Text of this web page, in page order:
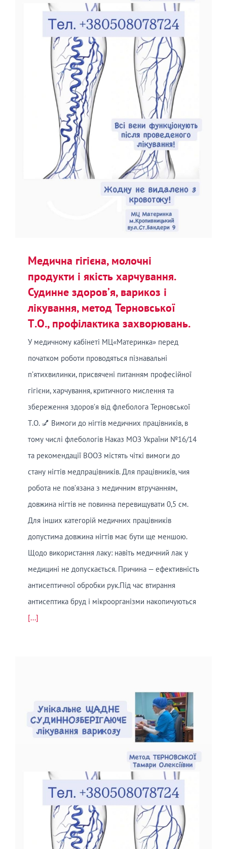
Медична гігієна, молочні
продукти і якість харчування.
Судинне здоров’я, варикоз і
лікування, метод Терновської
Т.О., профілактика захворювань.
У медичному кабінеті МЦ«Материнка» перед
початком роботи проводяться пізнавальні
п’ятихвилинки, присвячені питанням професійної
гігієни, харчування, критичного мислення та
збереження здоров’я від флеболога Терновської
Т.О. 💅 Вимоги до нігтів медичних працівників, в
тому числі флебологів Наказ МОЗ України №16/14
та рекомендації ВООЗ містять чіткі вимоги до
стану нігтів медпрацівників. Для працівників, чия
робота не пов’язана з медичним втручанням,
довжина нігтів не повинна перевищувати 0,5 см.
Для інших категорій медичних працівників
допустима довжина нігтів має бути ще меншою.
Щодо використання лаку: навіть медичний лак у
медицині не допускається. Причина — ефективність
антисептичної обробки рук.Під час втирання
антисептика бруд і мікроорганізми накопичуються
[...]